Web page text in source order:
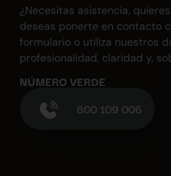
¿Necesitas asistencia,
deseas ponerte en contacto
formulario o utiliza nuestros
profesionalidad, claridad y,
NÚMERO VERDE
800 109 006